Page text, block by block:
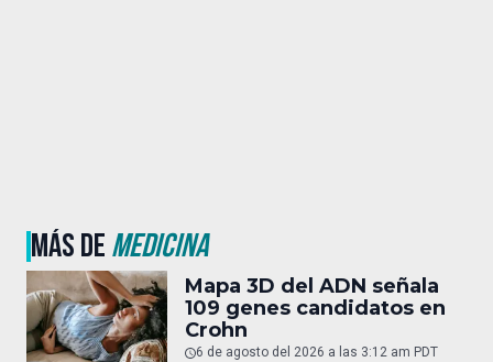
MÁS DEMEDICINA
Mapa 3D del ADN señala
109 genes candidatos en
Crohn
6 de agosto del 2026 a las 3:12 am PDT